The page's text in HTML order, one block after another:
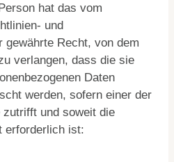
hat das vom
und
gewährte Recht, von dem
verlangen, dass die sie
Daten
werden, sofern einer der
zutrifft und soweit die
erforderlich ist: